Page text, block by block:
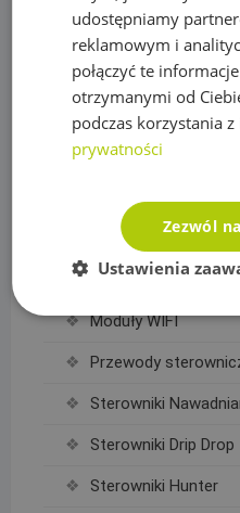
Rury PE
Siatki na krety,
Akcesoria do siatek
Siatka na krety
Sterowanie
Czujniki, wyłączniki
Elektrozawory
Moduły WIFI
Przewody
Sterowniki
Sterowniki Drip Drop
Sterowniki Hunter
udostępniamy
reklamowym i
połączyć te
otrzymanymi od
podczas korzystania z
prywatności
Zezwól
Ustawienia